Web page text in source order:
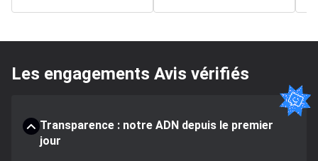
Les engagements Avis vérifiés
Transparence : notre ADN depuis le premier
jour